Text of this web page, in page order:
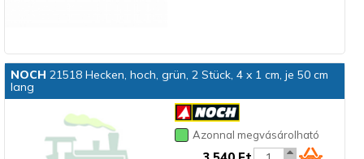
NOCH 21518 Hecken, hoch, grün, 2 Stück, 4 x 1 cm, je 50 cm
lang
Azonnal megvásárolható